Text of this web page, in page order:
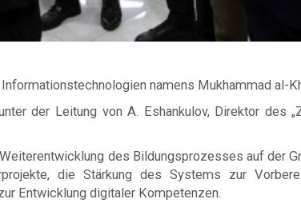
namens Mukhammad al-
der Leitung von A. Eshankulov, Direktor des
des Bildungsprozesses auf der
die Stärkung des Systems zur
Entwicklung digitaler Kompetenzen.